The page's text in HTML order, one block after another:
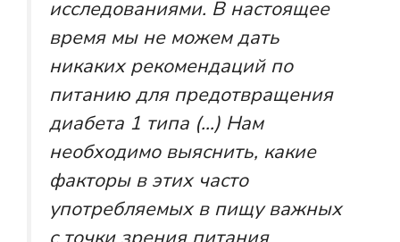
исследованиями. В настоящее
время мы не можем дать
никаких рекомендаций по
питанию для предотвращения
диабета 1 типа (…) Нам
необходимо выяснить, какие
факторы в этих часто
употребляемых в пищу важных